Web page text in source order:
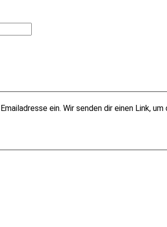
ein. Wir senden dir einen Link,